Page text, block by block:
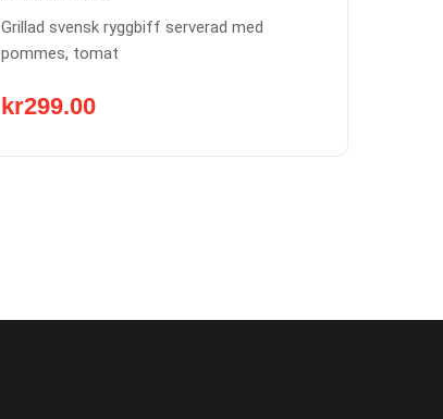
Grillad svensk ryggbiff serverad med
pommes, tomat
kr299.00